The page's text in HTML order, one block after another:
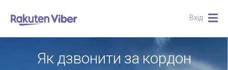
Вхід
Як дзвонити за кордон